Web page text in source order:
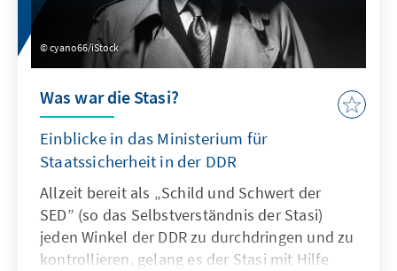
cyano66/iStock
Was war die Stasi?
Einblicke in das Ministerium für
Staatssicherheit in der DDR
Allzeit bereit als „Schild und Schwert der
SED” (so das Selbstverständnis der Stasi)
jeden Winkel der DDR zu durchdringen und zu
kontrollieren, gelang es der Stasi mit Hilfe